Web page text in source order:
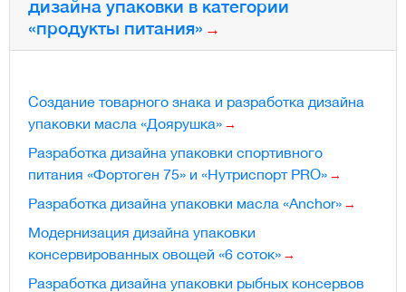
дизайна упаковки в категории
«продукты питания»
Создание товарного знака и разработка дизайна
упаковки масла «Доярушка»
Разработка дизайна упаковки спортивного
питания «Фортоген 75» и «Нутриспорт PRO»
Разработка дизайна упаковки масла «Anchor»
Модернизация дизайна упаковки
консервированных овощей «6 соток»
Разработка дизайна упаковки рыбных консервов